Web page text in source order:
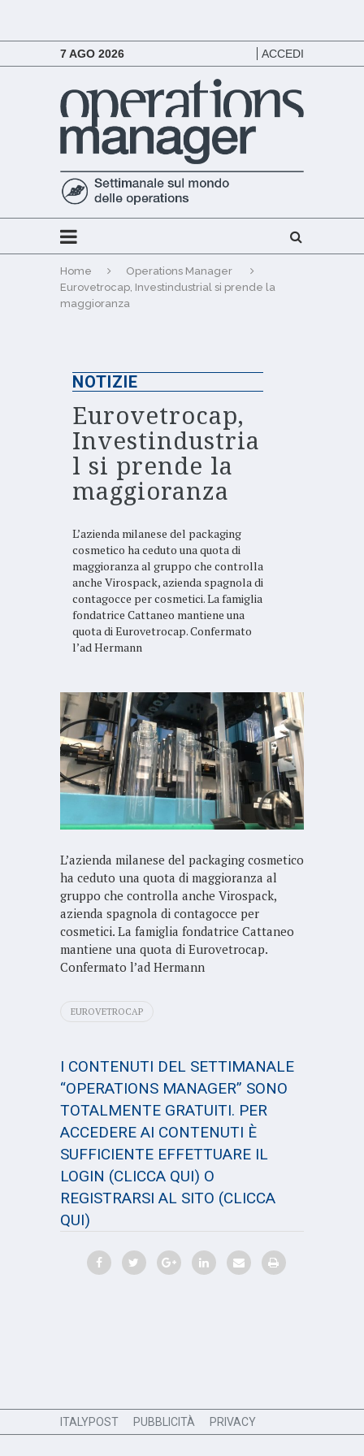
7 AGO 2026 ACCEDI
Home
Operations Manager
Eurovetrocap, Investindustrial si prende la
maggioranza
NOTIZIE
Eurovetrocap,
Investindustria
l si prende la
maggioranza
L’azienda milanese del packaging
cosmetico ha ceduto una quota di
maggioranza al gruppo che controlla
anche Virospack, azienda spagnola di
contagocce per cosmetici. La famiglia
fondatrice Cattaneo mantiene una
quota di Eurovetrocap. Confermato
l’ad Hermann
L’azienda milanese del packaging cosmetico
ha ceduto una quota di maggioranza al
gruppo che controlla anche Virospack,
azienda spagnola di contagocce per
cosmetici. La famiglia fondatrice Cattaneo
mantiene una quota di Eurovetrocap.
Confermato l’ad Hermann
EUROVETROCAP
I CONTENUTI DEL SETTIMANALE
“OPERATIONS MANAGER” SONO
TOTALMENTE GRATUITI. PER
ACCEDERE AI CONTENUTI È
SUFFICIENTE EFFETTUARE IL
LOGIN (CLICCA QUI) O
REGISTRARSI AL SITO (CLICCA
QUI)
ITALYPOST PUBBLICITÀ PRIVACY